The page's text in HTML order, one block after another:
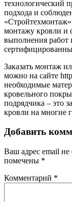
технологический
подхода и
монтажу кровли и
выполнения работ
Заказать монтаж
можно на сайте
необходимые
кровельного
подрядчика – это
кровли на многие
Добавить
Ваш адрес email не
помечены *
Комментарий *